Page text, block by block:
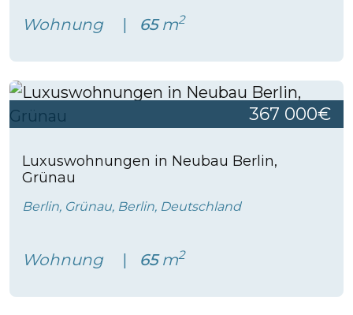
Wohnung 65m2
367 000€
Luxuswohnungen in Neubau Berlin,
Grünau
Berlin, Grünau, Berlin, Deutschland
Wohnung 65m2